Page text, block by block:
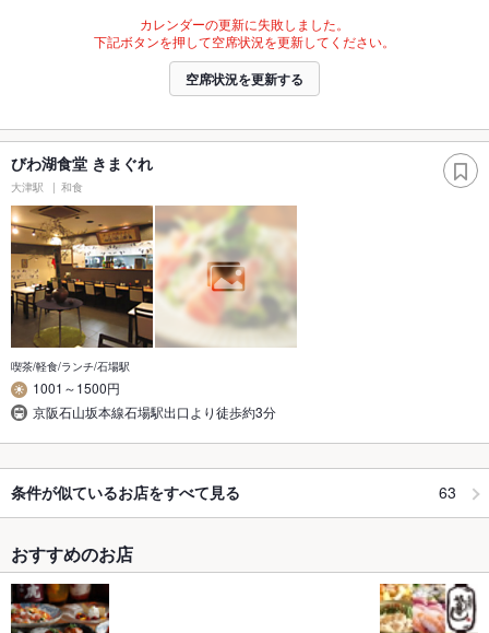
カレンダーの更新に失敗しました。
下記ボタンを押して空席状況を更新してください。
空席状況を更新する
びわ湖食堂 きまぐれ
大津駅 和食
喫茶/軽食/ランチ/石場駅
1001～1500円
京阪石山坂本線石場駅出口より徒歩約3分
条件が似ているお店をすべて見る 63
おすすめのお店